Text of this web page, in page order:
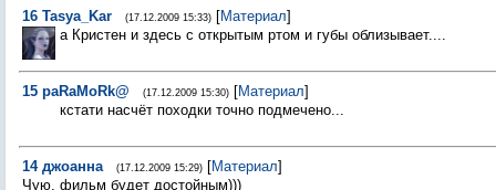
16 Tasya_Kar (17.12.2009 15:33) [Материал]
а Кристен и здесь с открытым ртом и губы облизывает....
15 paRaMoRk@ (17.12.2009 15:30) [Материал]
кстати насчёт походки точно подмечено...
14 джоанна (17.12.2009 15:29) [Материал]
Чую, фильм будет достойным)))